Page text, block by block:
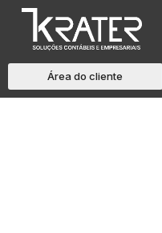
Área do cliente